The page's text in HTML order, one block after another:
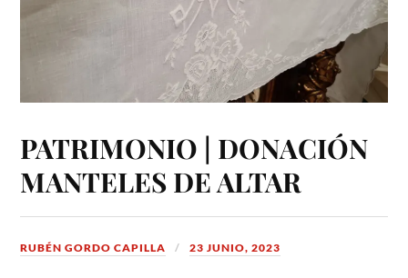
PATRIMONIO | DONACIÓN
MANTELES DE ALTAR
RUBÉN GORDO CAPILLA 23 JUNIO, 2023